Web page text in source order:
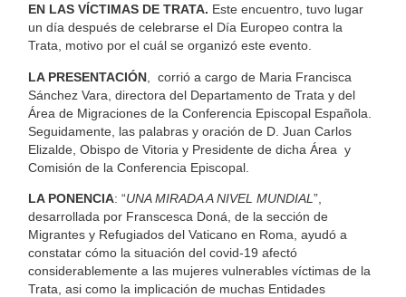
EN LAS VÍCTIMAS DE TRATA. Este encuentro, tuvo lugar
un día después de celebrarse el Día Europeo contra la
Trata, motivo por el cuál se organizó este evento.
LA PRESENTACIÓN
corrió a cargo de Maria Francisca
Sánchez Vara, directora del Departamento de Trata y del
Área de Migraciones de la Conferencia Episcopal Española.
Seguidamente, las palabras y oración de D. Juan Carlos
Elizalde, Obispo de Vitoria y Presidente de dicha Área y
Comisión de la Conferencia Episcopal.
LA PONENCIA: “UNA MIRADA A NIVEL MUNDIAL”,
desarrollada por Franscesca Doná, de la sección de
Migrantes y Refugiados del Vaticano en Roma, ayudó a
constatar cómo la situación del covid-19 afectó
considerablemente a las mujeres vulnerables víctimas de la
Trata, asi como la implicación de muchas Entidades